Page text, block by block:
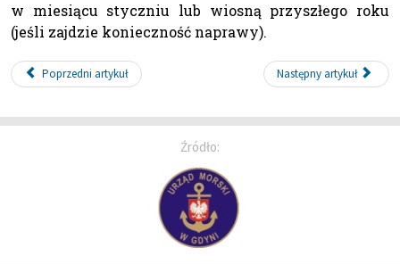
w miesiącu styczniu lub wiosną przyszłego roku
(jeśli zajdzie konieczność naprawy).
Poprzedni artykuł Następny artykuł
Źródło: